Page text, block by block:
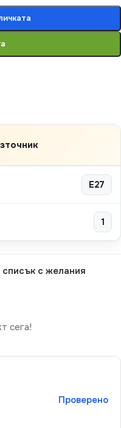
E27
1
с желания
сега!
Проверено